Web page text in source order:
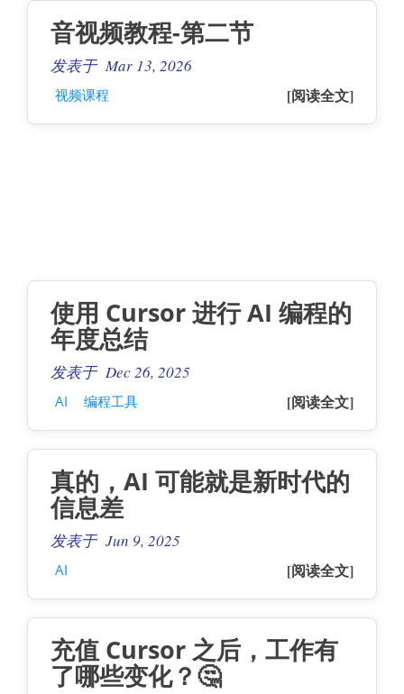
音视频教程-第二节
发表于 Mar 13, 2026
[阅读全文]
视频课程
使用 Cursor 进行 AI 编程的
年度总结
发表于 Dec 26, 2025
[阅读全文]
AI 编程工具
真的，AI 可能就是新时代的
信息差
发表于 Jun 9, 2025
[阅读全文]
AI
充值 Cursor 之后，工作有
了哪些变化？🤔